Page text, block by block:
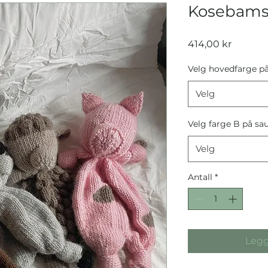
414,00 krPris
Velg hovedfarge
Velg
Velg farge B på
Velg
Antall *